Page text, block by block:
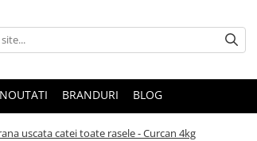
NOUTATI BRANDURI BLOG
uscata catei toate rasele - Curcan 4kg